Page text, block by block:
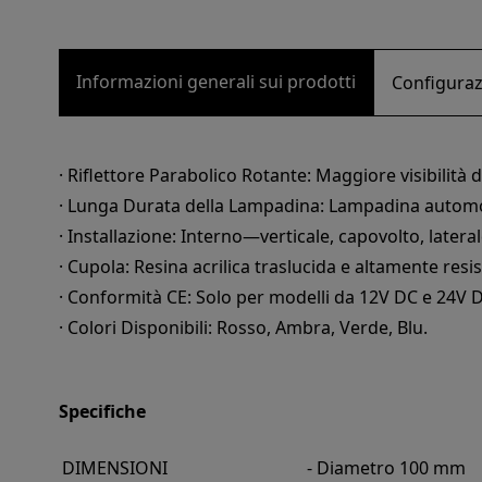
Informazioni generali sui prodotti
· Riflettore Parabolico Rotante: Maggiore visibilità
· Lunga Durata della Lampadina: Lampadina
· Installazione: Interno—verticale, capovolto,
· Cupola: Resina acrilica traslucida e altamente
· Conformità CE: Solo per modelli da 12V DC e 24V
· Colori Disponibili: Rosso, Ambra, Verde, Blu.
Specifiche
DIMENSIONI - Diametro 100 mm